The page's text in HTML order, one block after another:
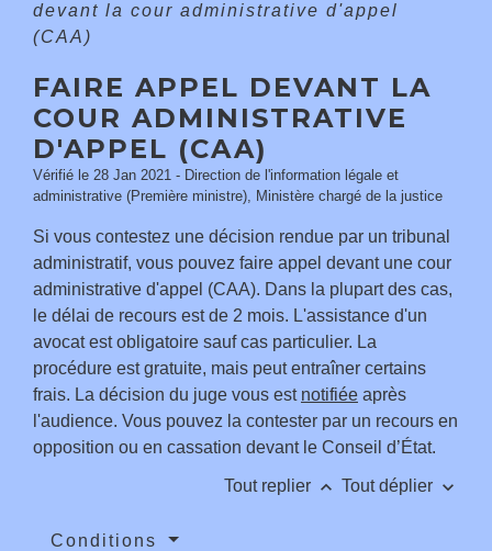
devant la cour administrative d'appel
(CAA)
FAIRE APPEL DEVANT LA
COUR ADMINISTRATIVE
D'APPEL (CAA)
Vérifié le 28 Jan 2021 - Direction de l'information légale et
administrative (Première ministre), Ministère chargé de la justice
Si vous contestez une décision rendue par un tribunal
administratif, vous pouvez faire appel devant une cour
administrative d'appel (CAA). Dans la plupart des cas,
le délai de recours est de 2 mois. L'assistance d'un
avocat est obligatoire sauf cas particulier. La
procédure est gratuite, mais peut entraîner certains
frais. La décision du juge vous est notifiée après
l'audience. Vous pouvez la contester par un recours en
opposition ou en cassation devant le Conseil d’État.
Tout replier keyboard_arrow_up Tout déplier keyboard_arrow_down
Conditions